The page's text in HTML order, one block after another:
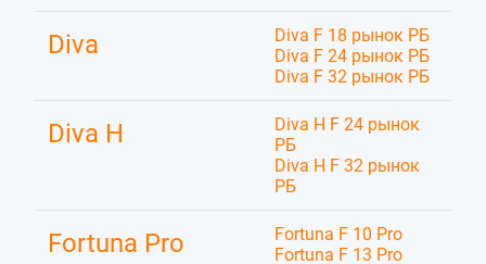
Diva
Diva F 18 рынок РБ
Diva F 24 рынок РБ
Diva F 32 рынок РБ
Diva H
Diva H F 24 рынок
РБ
Diva H F 32 рынок
РБ
Fortuna Pro
Fortuna F 10 Pro
Fortuna F 13 Pro